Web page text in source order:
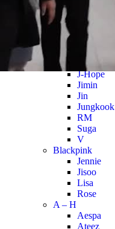
Close Menu
Actualité K-pop
Par groupe
Tout voir
BTS
J-Hope
Jimin
Jin
Jungkook
RM
Suga
V
Blackpink
Jennie
Jisoo
Lisa
Rose
A – H
Aespa
Ateez